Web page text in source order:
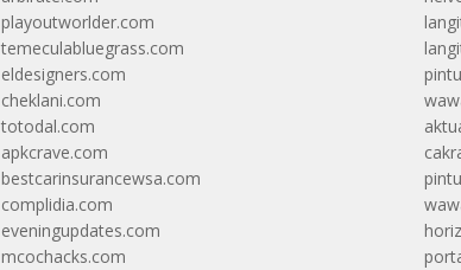
playoutworlder.com
temeculabluegrass.com
eldesigners.com
cheklani.com
totodal.com
apkcrave.com
bestcarinsurancewsa.com
complidia.com
eveningupdates.com
mcochacks.com